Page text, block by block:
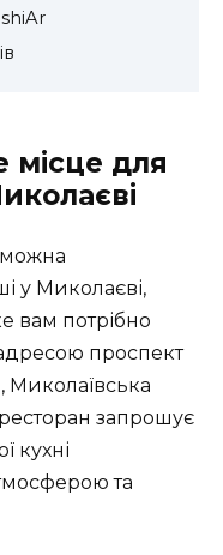
місце для
у Миколаєві,
вам потрібно
проспект
Миколаївська
запрошує
кухні
та